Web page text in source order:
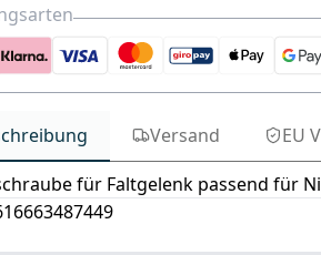
Versand
EU
für Faltgelenk passend für